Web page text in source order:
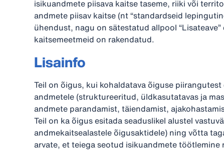
isikuandmete piisava kaitse taseme, riiki või
andmete piisav kaitse (nt “standardseid
ühendust, nagu on sätestatud allpool
kaitsemeetmeid on rakendatud.
Lisainfo
Teil on õigus, kui kohaldatava õiguse
andmetele (struktureeritud, üldkasutatavas ja
andmete parandamist, täiendamist,
Teil on ka õigus esitada seaduslikel alustel
andmekaitsealastele õigusaktidele) ning võtta
arvate, et teiega seotud isikuandmete